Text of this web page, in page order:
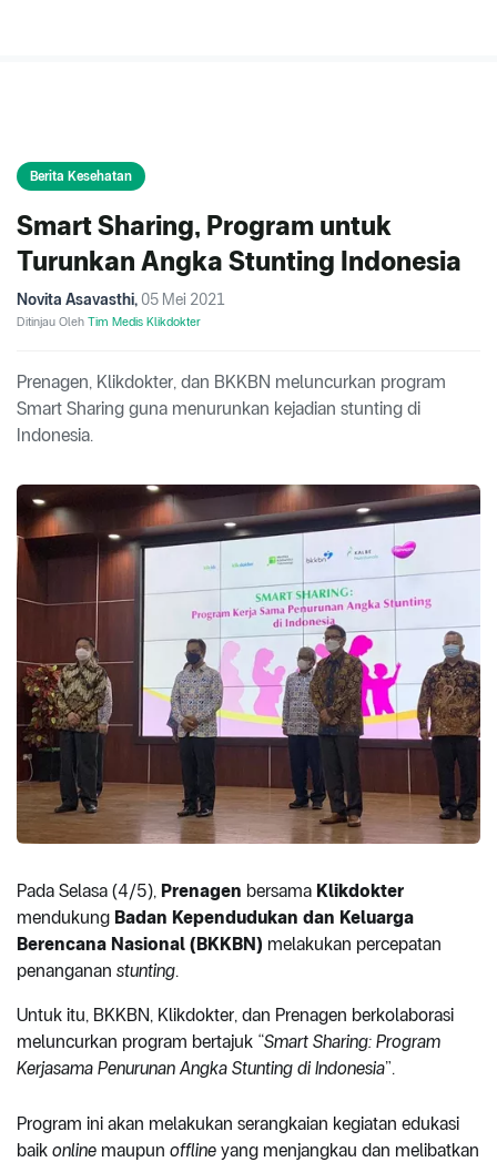
Berita Kesehatan
Smart Sharing, Program untuk
Turunkan Angka Stunting Indonesia
Novita Asavasthi, 05 Mei 2021
Ditinjau Oleh Tim Medis Klikdokter
Prenagen, Klikdokter, dan BKKBN meluncurkan program
Smart Sharing guna menurunkan kejadian stunting di
Indonesia.
Pada Selasa (4/5), Prenagen bersama Klikdokter
mendukung Badan Kependudukan dan Keluarga
Berencana Nasional (BKKBN) melakukan percepatan
penanganan stunting.
Untuk itu, BKKBN, Klikdokter, dan Prenagen berkolaborasi
meluncurkan program bertajuk “Smart Sharing: Program
Kerjasama Penurunan Angka Stunting di Indonesia”.
Program ini akan melakukan serangkaian kegiatan edukasi
baik online maupun offline yang menjangkau dan melibatkan